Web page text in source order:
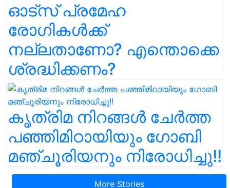
ഓട്സ് പ്രമേഹ
രോഗികൾക്ക്
നല്ലതാണോ? എന്തൊക്കെ
ശ്രദ്ധിക്കണം?
കൃത്രിമ നിറങ്ങൾ ചേർത്ത
പഞ്ഞിമിഠായിയും ഗോബി
മഞ്ചൂരിയനും നിരോധിച്ചു!!
More Stories